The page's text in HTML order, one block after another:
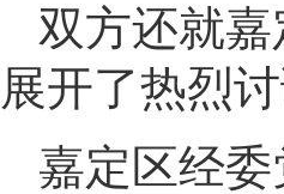
双方还就
展开了热烈讨
嘉定区经